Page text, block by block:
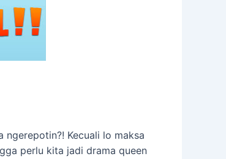
Kecuali lo maksa
perlu kita jadi drama queen